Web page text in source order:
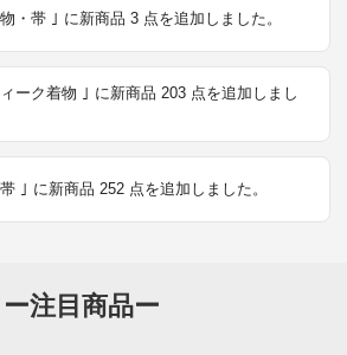
・帯 ｣ に新商品 3 点を追加しました。
ーク着物 ｣ に新商品 203 点を追加しまし
｣ に新商品 252 点を追加しました。
ー注目商品ー